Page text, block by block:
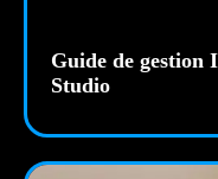
Guide de gestion
Studio